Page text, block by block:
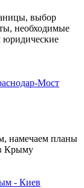
выбор
необходимые
Мост
намечаем планы
Крыму
- Киев